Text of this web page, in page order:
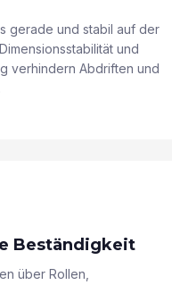
gerade und stabil auf der
und
verhindern Abdriften und
Beständigkeit
über Rollen,